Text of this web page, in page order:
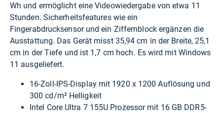
Wh und ermöglicht eine Videowiedergabe von etwa 11
Stunden. Sicherheitsfeatures wie ein
Fingerabdrucksensor und ein Ziffernblock ergänzen die
Ausstattung. Das Gerät misst 35,94 cm in der Breite, 25,1
cm in der Tiefe und ist 1,7 cm hoch. Es wird mit Windows
11 ausgeliefert.
16-Zoll-IPS-Display mit 1920 x 1200 Auflösung und
300 cd/m² Helligkeit
Intel Core Ultra 7 155U Prozessor mit 16 GB DDR5-